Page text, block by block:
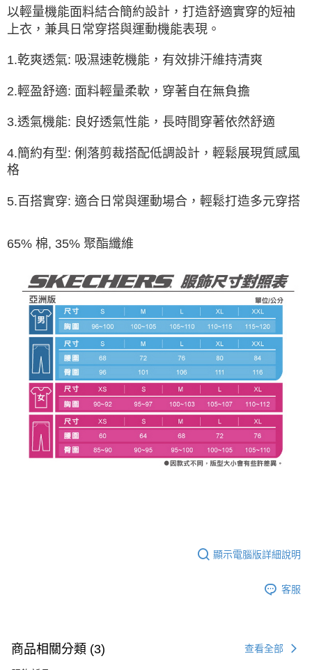
2.基於同意付款使用「大哥付你分期」之契約關係目的，商店將以您的個人
資料（包含姓名、電話或地址）提供予台灣大哥大進項蒐集、處理及利用，
由本公司與您本人進行分期帳單所需資料之確認、核對及更正。
以輕量機能面料結合簡約設計，打造舒適實穿的短袖
上衣，兼具日常穿搭與運動機能表現。
1.乾爽透氣: 吸濕速乾機能，有效排汗維持清爽
2.輕盈舒適: 面料輕量柔軟，穿著自在無負擔
3.透氣機能: 良好透氣性能，長時間穿著依然舒適
4.簡約有型: 俐落剪裁搭配低調設計，輕鬆展現質感風
格
5.百搭實穿: 適合日常與運動場合，輕鬆打造多元穿搭
65% 棉, 35% 聚酯纖維
顯示電腦版詳細說明
客服
商品相關分類 (3) 查看全部